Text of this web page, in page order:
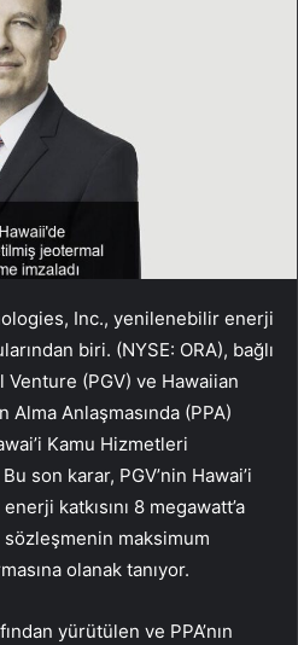
Inc., yenilenebilir enerji
biri. (NYSE: ORA), bağlı
(PGV) ve Hawaiian
Alma Anlaşmasında (PPA)
Kamu Hizmetleri
son karar, PGV’nin Hawai’i
katkısını 8 megawatt’a
sözleşmenin maksimum
olanak tanıyor.
yürütülen ve PPA’nın